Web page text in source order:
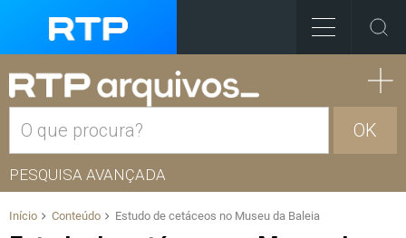
OK
PESQUISA AVANÇADA
Início Conteúdo Estudo de cetáceos no Museu da Baleia